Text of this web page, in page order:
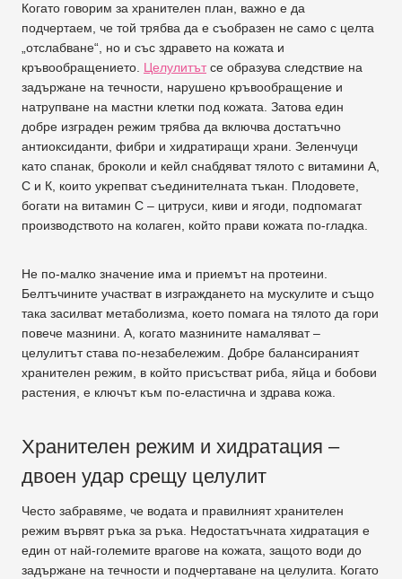
Когато говорим за хранителен план, важно е да
подчертаем, че той трябва да е съобразен не само с целта
„отслабване“, но и със здравето на кожата и
кръвообращението. Целулитътсе образува следствие на
задържане на течности, нарушено кръвообращение и
натрупване на мастни клетки под кожата. Затова един
добре изграден режим трябва да включва достатъчно
антиоксиданти, фибри и хидратиращи храни. Зеленчуци
като спанак, броколи и кейл снабдяват тялото с витамини А,
С и К, които укрепват съединителната тъкан. Плодовете,
богати на витамин С – цитруси, киви и ягоди, подпомагат
производството на колаген, който прави кожата по-гладка.
Не по-малко значение има и приемът на протеини.
Белтъчините участват в изграждането на мускулите и също
така засилват метаболизма, което помага на тялото да гори
повече мазнини. А, когато мазнините намаляват –
целулитът става по-незабележим. Добре балансираният
хранителен режим, в който присъстват риба, яйца и бобови
растения, е ключът към по-еластична и здрава кожа.
Хранителен режим и хидратация –
двоен удар срещу целулит
Често забравяме, че водата и правилният хранителен
режим вървят ръка за ръка. Недостатъчната хидратация е
един от най-големите врагове на кожата, защото води до
задържане на течности и подчертаване на целулита. Когато